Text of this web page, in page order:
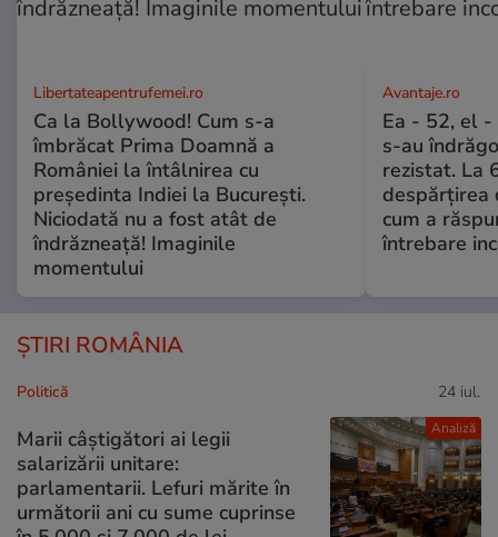
Libertateapentrufemei.ro
Ca la Bollywood! Cum s-a
îmbrăcat Prima Doamnă a
României la întâlnirea cu
președinta Indiei la București.
Niciodată nu a fost atât de
îndrăzneață! Imaginile
momentului
Avantaje.ro
Ea - 52, el -
s-au
rezistat. La
despărțirea
cum a
întrebare
ȘTIRI ROMÂNIA
Analiză
Politică 24 iul.
Marii câștigători ai legii
salarizării unitare:
parlamentarii. Lefuri mărite în
următorii ani cu sume cuprinse